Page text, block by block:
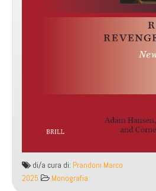
di/a cura di: Prandoni Marco
2025
Monografia